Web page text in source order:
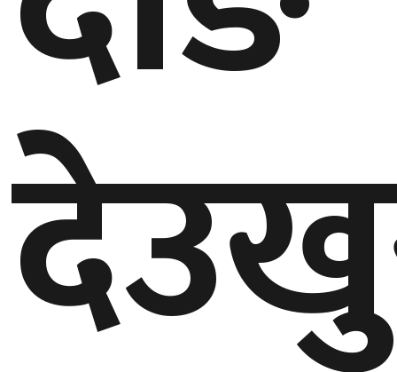
बाग्मती
प्रदेश
५
कर्णाली
प्रदेश
सुदूरपश्चिम